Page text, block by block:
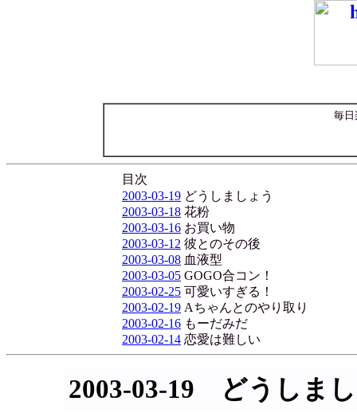
毎日
目次
2003-03-19 どうしましょう
2003-03-18 花粉
2003-03-16 お買い物
2003-03-12 彼とのその後
2003-03-08 血液型
2003-03-05 GOGO合コン！
2003-02-25 可愛いすぎる！
2003-02-19 Aちゃんとのやり取り
2003-02-16 もーだみだ
2003-02-14 恋愛は難しい
2003-03-19 どうしま